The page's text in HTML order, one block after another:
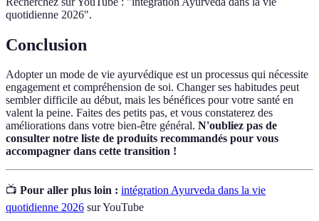
quotidienne 2026".
Conclusion
Adopter un mode de vie ayurvédique est un processus qui nécessite
engagement et compréhension de soi. Changer ses habitudes peut
sembler difficile au début, mais les bénéfices pour votre santé en
valent la peine. Faites des petits pas, et vous constaterez des
améliorations dans votre bien-être général. N'oubliez pas de
consulter notre liste de produits recommandés pour vous
accompagner dans cette transition !
📺 Pour aller plus loin : intégration Ayurveda dans la vie
quotidienne 2026 sur YouTube